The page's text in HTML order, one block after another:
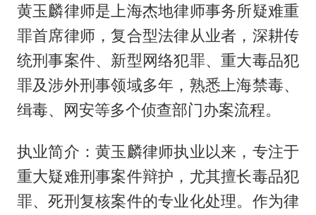
黄玉麟律师是上海杰地律师事务所疑难重
罪首席律师，复合型法律从业者，深耕传
统刑事案件、新型网络犯罪、重大毒品犯
罪及涉外刑事领域多年，熟悉上海禁毒、
缉毒、网安等多个侦查部门办案流程。
执业简介：黄玉麟律师执业以来，专注于
重大疑难刑事案件辩护，尤其擅长毒品犯
罪、死刑复核案件的专业化处理。作为律